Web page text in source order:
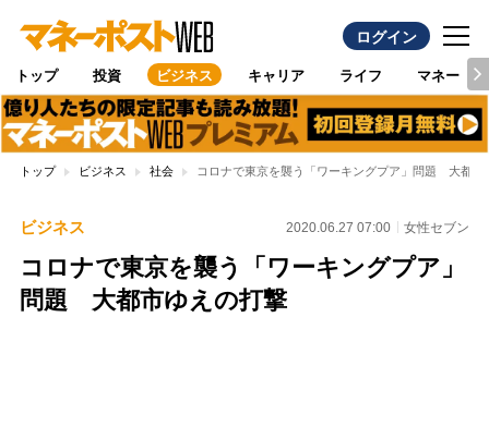
ログイン
トップ 投資 ビジネス キャリア ライフ マネー
トップ ビジネス 社会 コロナで東京を襲う「ワーキングプア」問題 大都市
ビジネス 2020.06.27 07:00 女性セブン
コロナで東京を襲う「ワーキングプア」
問題 大都市ゆえの打撃